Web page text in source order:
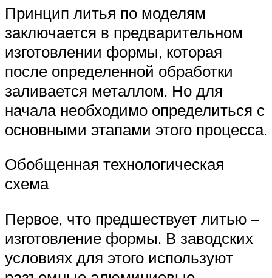
Принцип литья по моделям
заключается в предварительном
изготовлении формы, которая
после определенной обработки
заливается металлом. Но для
начала необходимо определиться с
основными этапами этого процесса.
Обобщенная технологическая
схема
Первое, что предшествует литью –
изготовление формы. В заводских
условиях для этого используют